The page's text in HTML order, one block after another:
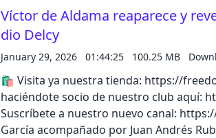
Víctor de Aldama reaparece y
dio Delcy
January 29, 2026 01:44:25 100.25 MB
🛍️ Visita ya nuestra tienda: https://
haciéndote socio de nuestro club aquí:
Suscríbete a nuestro nuevo canal: https://
García acompañado por Juan Andrés